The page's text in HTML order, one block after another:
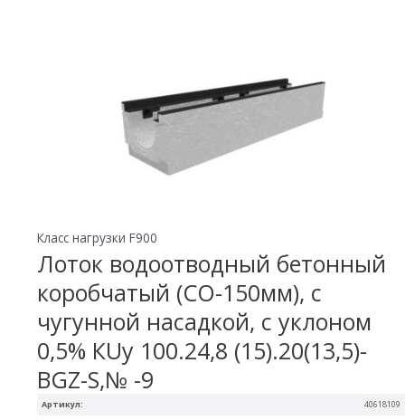
Артикул: 40618109
Класс нагрузки F900
Лоток водоотводный бетонный
коробчатый (СО-150мм), с
чугунной насадкой, с уклоном
0,5% КUу 100.24,8 (15).20(13,5)-
BGZ-S,№ -9